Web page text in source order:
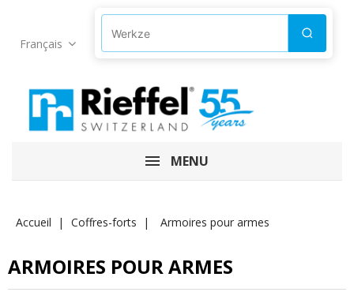
Français Produkte suchen Suchen
MENU
Accueil Coffres-forts Armoires pour armes
ARMOIRES POUR ARMES